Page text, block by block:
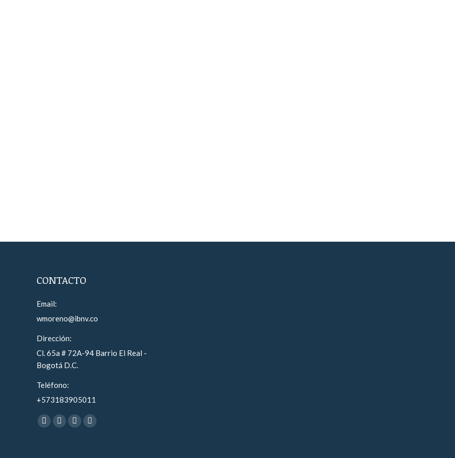
CONTACTO
Email:
wmoreno@ibnv.co
Dirección:
Cl. 65a # 72A-94 Barrio El Real -
Bogotá D.C.
Teléfono:
+573183905011
Find us on:
Facebook
YouTubeInstagramWhatsapp